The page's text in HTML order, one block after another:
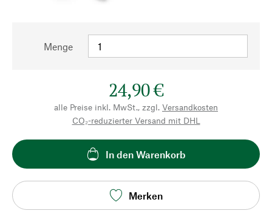
Menge
24,90 €
alle Preise inkl. MwSt., zzgl. Versandkosten
CO₂-reduzierter Versand mit DHL
In den Warenkorb
Merken